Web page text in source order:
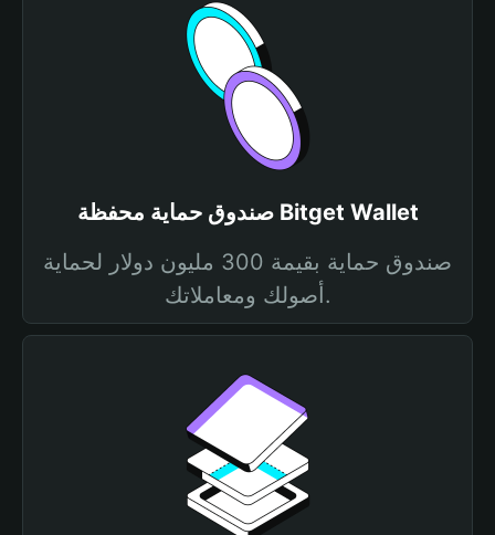
صندوق حماية محفظة Bitget Wallet
صندوق حماية بقيمة 300 مليون دولار لحماية
أصولك ومعاملاتك.